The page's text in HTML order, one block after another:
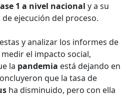
1 a nivel nacional y a su
ejecución del proceso.
y analizar los informes de
el impacto social,
la pandemia está dejando en
que la tasa de
ha disminuido, pero con ella